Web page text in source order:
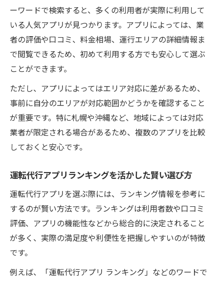
ーワードで検索すると、多くの利用者が実際に利用して
いる人気アプリが見つかります。アプリによっては、業
者の評価や口コミ、料金相場、運行エリアの詳細情報ま
で閲覧できるため、初めて利用する方でも安心して選ぶ
ことができます。
ただし、アプリによってはエリア対応に差があるため、
事前に自分のエリアが対応範囲かどうかを確認すること
が重要です。特に札幌や沖縄など、地域によっては対応
業者が限定される場合があるため、複数のアプリを比較
しておくと安心です。
運転代行アプリランキングを活かした賢い選び方
運転代行アプリを選ぶ際には、ランキング情報を参考に
するのが賢い方法です。ランキングは利用者数や口コミ
評価、アプリの機能性などから総合的に決定されること
が多く、実際の満足度や利便性を把握しやすいのが特徴
です。
例えば、「運転代行アプリ ランキング」などのワードで